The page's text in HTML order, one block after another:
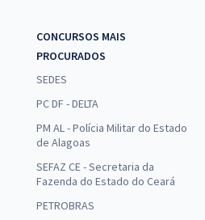
CONCURSOS MAIS
PROCURADOS
SEDES
PC DF - DELTA
PM AL - Polícia Militar do Estado
de Alagoas
SEFAZ CE - Secretaria da
Fazenda do Estado do Ceará
PETROBRAS